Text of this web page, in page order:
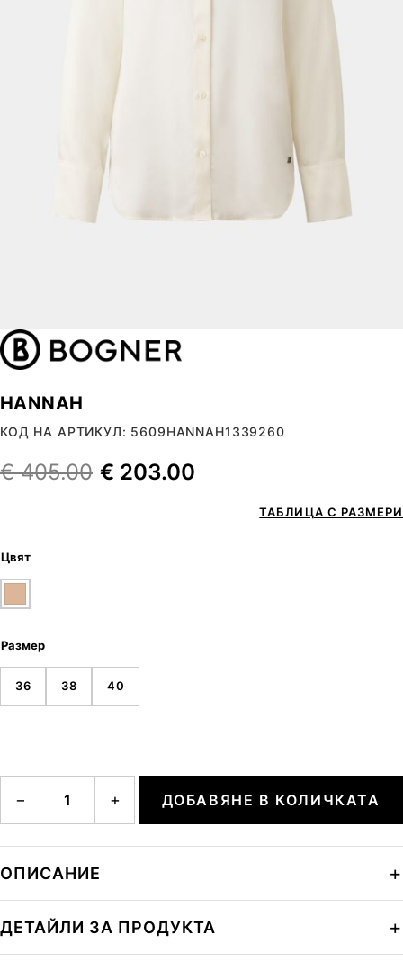
HANNAH
КОД НА АРТИКУЛ: 5609HANNAH1339260
€405.00 € 203.00
ТАБЛИЦА С РАЗМЕРИ
Цвят
Размер
36 38 40
− + ДОБАВЯНЕ В КОЛИЧКАТА
ОПИСАНИЕ
ДЕТАЙЛИ ЗА ПРОДУКТА